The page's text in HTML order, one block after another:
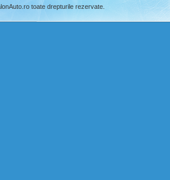
toate drepturile rezervate.